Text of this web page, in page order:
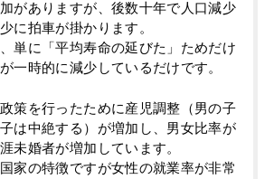
がありますが、後数十年で人口減少
に拍車が掛かります。
単に「平均寿命の延びた」ためだけ
一時的に減少しているだけです。
策を行ったために産児調整（男の子
は中絶する）が増加し、男女比率が
未婚者が増加しています。
家の特徴ですが女性の就業率が非常